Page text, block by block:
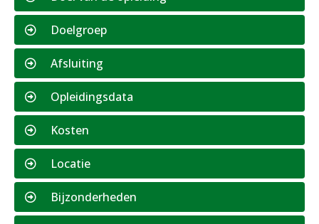
Doelgroep
Afsluiting
Opleidingsdata
Kosten
Locatie
Bijzonderheden